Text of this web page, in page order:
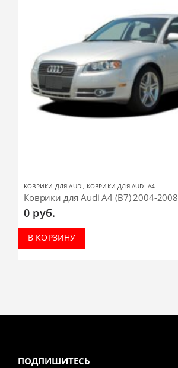
КОВРИКИ ДЛЯ AUDI, КОВРИКИ ДЛЯ AUDI A4
Коврики для Audi A4 (B7) 2004-2008
0 руб.
В КОРЗИНУ
ПОДПИШИТЕСЬ